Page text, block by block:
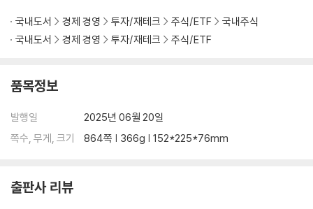
국내도서 경제 경영 투자/재테크 주식/ETF
국내주식
국내도서
경제 경영 투자/재테크 주식/ETF
품목정보
발행일
2025년 06월 20일
쪽수, 무게, 크기
864쪽 | 366g | 152*225*76mm
출판사 리뷰